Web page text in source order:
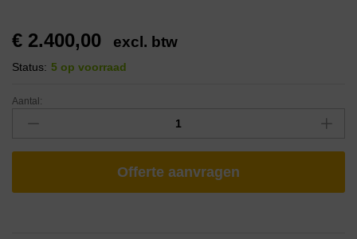
€ 2.400,00 excl. btw
Status: 5 op voorraad
Aantal:
Offerte aanvragen